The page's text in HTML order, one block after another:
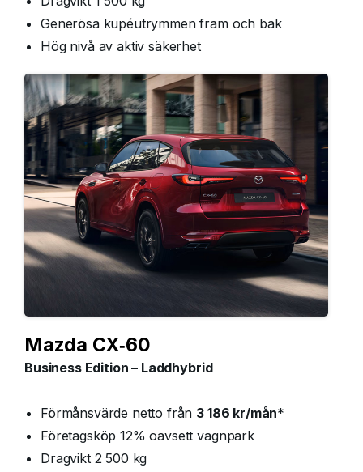
Generösa kupéutrymmen fram och bak
Hög nivå av aktiv säkerhet
Mazda CX‑60
Business Edition – Laddhybrid
Förmånsvärde netto från 3 186 kr/mån*
Företagsköp 12% oavsett vagnpark
Dragvikt 2 500 kg